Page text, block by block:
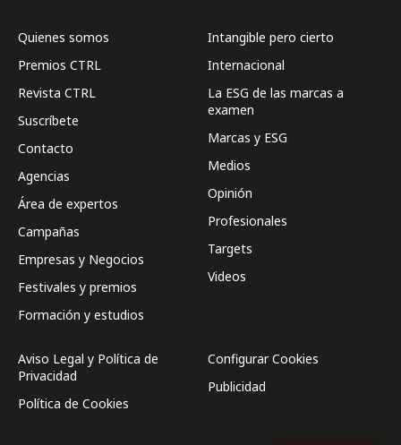
Quienes somos
Premios CTRL
Revista CTRL
Suscríbete
Contacto
Agencias
Área de expertos
Campañas
Empresas y Negocios
Festivales y premios
Formación y estudios
Intangible pero cierto
Internacional
La ESG de las marcas a
examen
Marcas y ESG
Medios
Opinión
Profesionales
Targets
Videos
Aviso Legal y Política de
Privacidad
Política de Cookies
Configurar Cookies
Publicidad